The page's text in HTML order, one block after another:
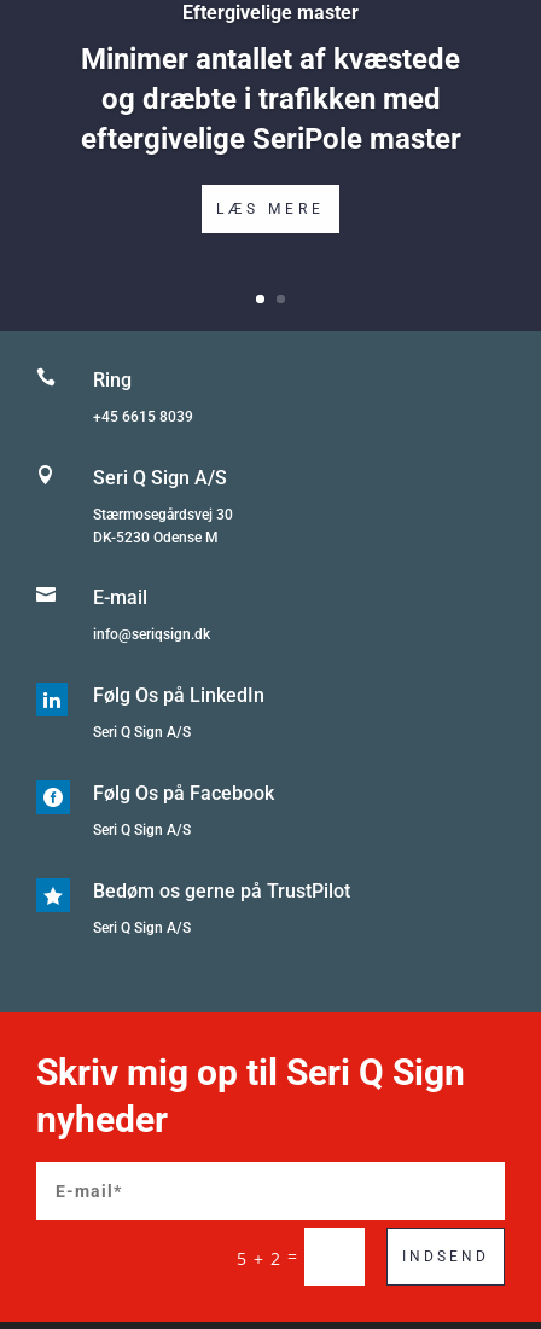
Eftergivelige master
Minimer antallet af kvæstede
og dræbte i trafikken med
eftergivelige SeriPole master
LÆS MERE
 Ring
+45 6615 8039
 Seri Q Sign A/S
Stærmosegårdsvej 30
DK-5230 Odense M
 E-mail
info@seriqsign.dk
 Følg Os på LinkedIn
Seri Q Sign A/S
 Følg Os på Facebook
Seri Q Sign A/S
 Bedøm os gerne på TrustPilot
Seri Q Sign A/S
Skriv mig op til Seri Q Sign
nyheder
5 + 2 = INDSEND